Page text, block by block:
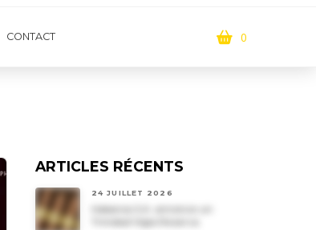
CONTACT 0
ARTICLES RÉCENTS
24 JUILLET 2026
Habanos S.A. annonce un
Trinidad Vigia Reserva